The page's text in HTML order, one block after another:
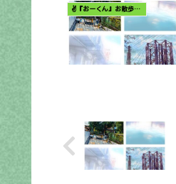
✌️『おーくん』お散歩日記〜どんな出会いがあるだろう〜